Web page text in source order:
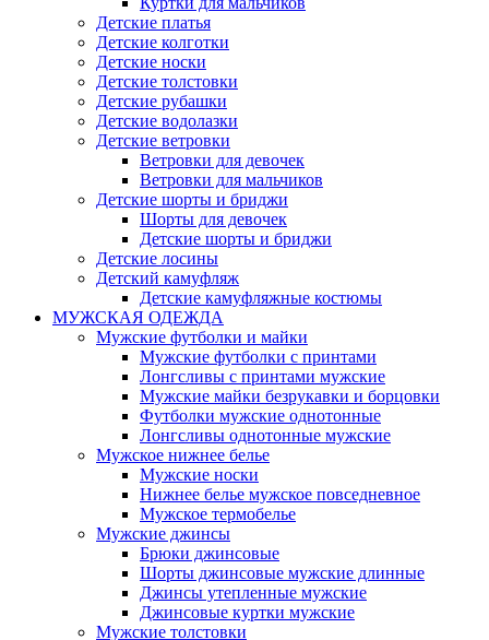
Детские платья
Детские колготки
Детские носки
Детские толстовки
Детские рубашки
Детские водолазки
Детские ветровки
Ветровки для девочек
Ветровки для мальчиков
Детские шорты и бриджи
Шорты для девочек
Детские шорты и бриджи
Детские лосины
Детский камуфляж
Детские камуфляжные костюмы
МУЖСКАЯ ОДЕЖДА
Мужские футболки и майки
Мужские футболки с принтами
Лонгсливы с принтами мужские
Мужские майки безрукавки и борцовки
Футболки мужские однотонные
Лонгсливы однотонные мужские
Мужское нижнее белье
Мужские носки
Нижнее белье мужское повседневное
Мужское термобелье
Мужские джинсы
Брюки джинсовые
Шорты джинсовые мужские длинные
Джинсы утепленные мужские
Джинсовые куртки мужские
Мужские толстовки